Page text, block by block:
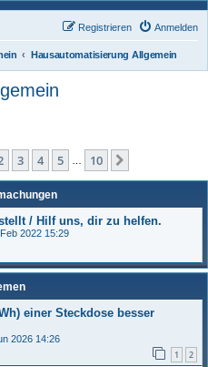
Anmelden
Registrieren
Hausautomatisierung Allgemein
von 10
3 4 5 10
/ Hilf uns, dir zu helfen.
2022 15:29
einer Steckdose besser
2026 14:26
1 2